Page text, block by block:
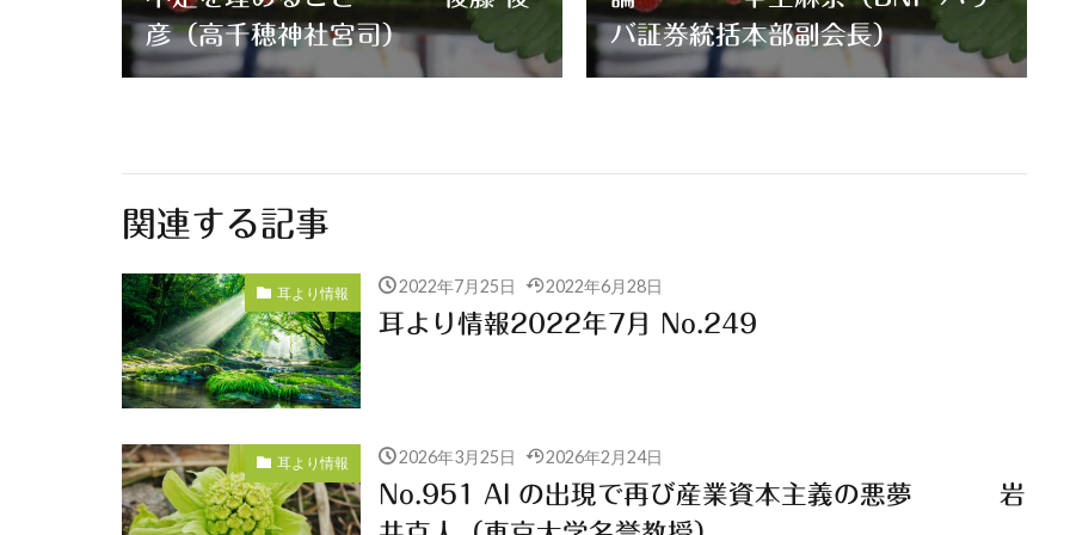
彦（高千穂神社宮司）
バ証券統括本部副会長）
関連する記事
耳より情報 2022年7月25日 2022年6月28日
耳より情報2022年7月 No.249
耳より情報 2026年3月25日 2026年2月24日
No.951 AI の出現で再び産業資本主義の悪夢 岩